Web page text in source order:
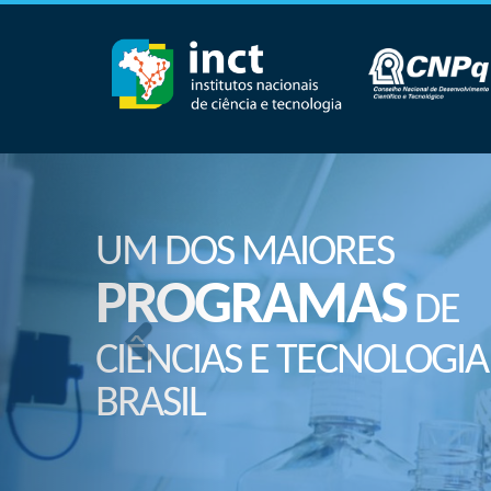
UM DOS MAIORES
PROGRAMASDE
CIÊNCIAS E
BRASIL